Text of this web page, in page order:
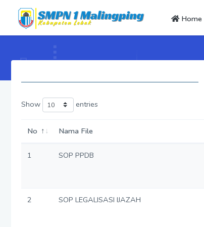
Home
Show entries
No Nama File
1 SOP PPDB
2 SOP LEGALISASI IJAZAH